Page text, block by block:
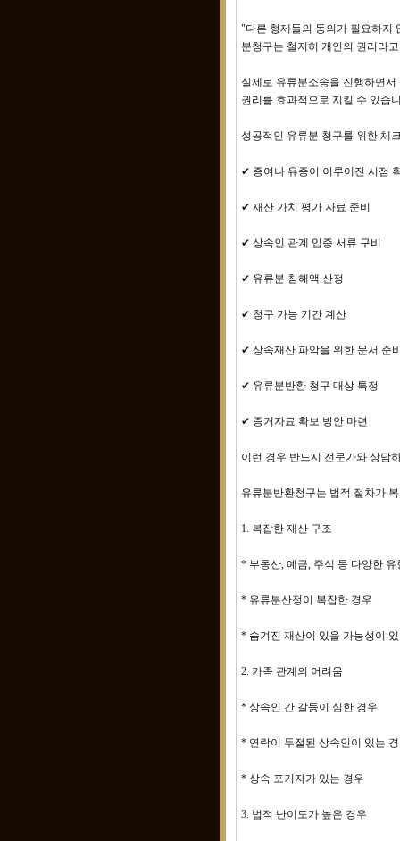
"다른 형제들의 동의가 필요하지
분청구는 철저히 개인의 권리라
실제로 유류분소송을 진행하면
권리를 효과적으로 지킬 수 있습
성공적인 유류분 청구를 위한 체
✔ 증여나 유증이 이루어진 시점
✔ 재산 가치 평가 자료 준비
✔ 상속인 관계 입증 서류 구비
✔ 유류분 침해액 산정
✔ 청구 가능 기간 계산
✔ 상속재산 파악을 위한 문서 준
✔ 유류분반환 청구 대상 특정
✔ 증거자료 확보 방안 마련
이런 경우 반드시 전문가와 상담
유류분반환청구는 법적 절차가
1. 복잡한 재산 구조
* 부동산, 예금, 주식 등 다양한 유
* 유류분산정이 복잡한 경우
* 숨겨진 재산이 있을 가능성이
2. 가족 관계의 어려움
* 상속인 간 갈등이 심한 경우
* 연락이 두절된 상속인이 있는
* 상속 포기자가 있는 경우
3. 법적 난이도가 높은 경우